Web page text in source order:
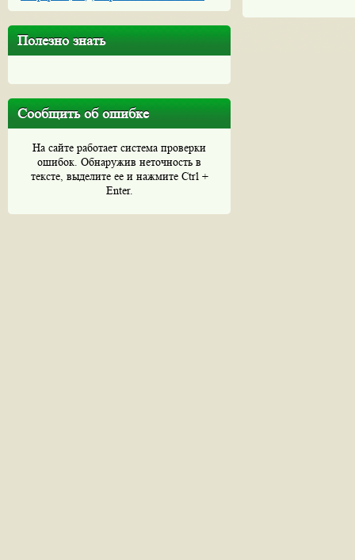
Полезно знать
Сообщить об ошибке
На сайте работает система проверки
ошибок. Обнаружив неточность в
тексте, выделите ее и нажмите Ctrl +
Enter.